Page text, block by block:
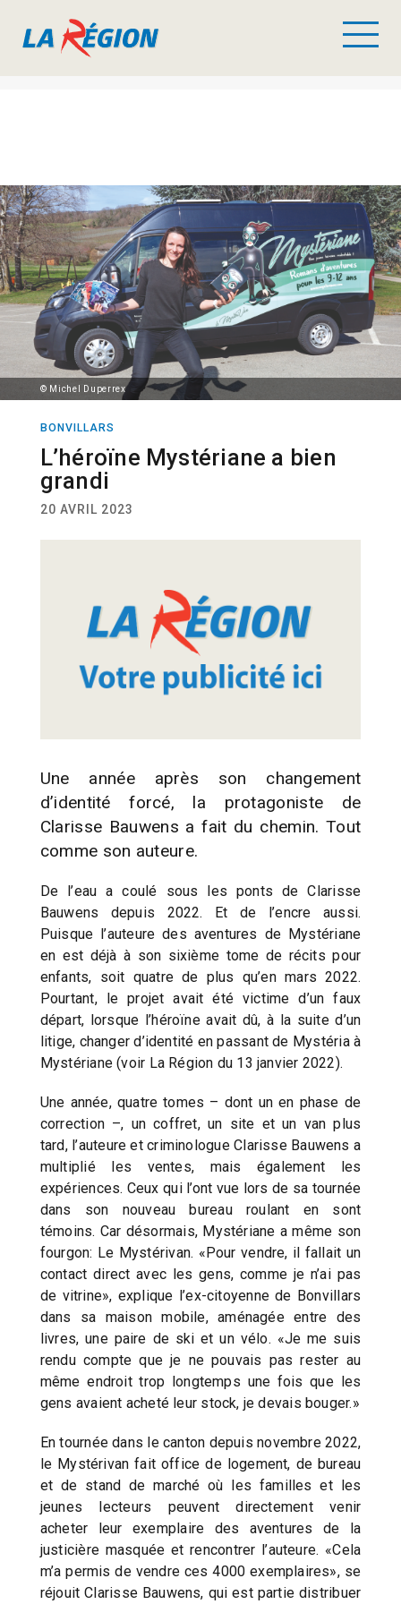
© Michel Duperrex
BONVILLARS
L’héroïne Mystériane a bien
grandi
20 AVRIL 2023
Une année après son changement
d’identité forcé, la protagoniste de
Clarisse Bauwens a fait du chemin. Tout
comme son auteure.
De l’eau a coulé sous les ponts de Clarisse
Bauwens depuis 2022. Et de l’encre aussi.
Puisque l’auteure des aventures de Mystériane
en est déjà à son sixième tome de récits pour
enfants, soit quatre de plus qu’en mars 2022.
Pourtant, le projet avait été victime d’un faux
départ, lorsque l’héroïne avait dû, à la suite d’un
litige, changer d’identité en passant de Mystéria à
Mystériane (voir La Région du 13 janvier 2022).
Une année, quatre tomes – dont un en phase de
correction –, un coffret, un site et un van plus
tard, l’auteure et criminologue Clarisse Bauwens a
multiplié les ventes, mais également les
expériences. Ceux qui l’ont vue lors de sa tournée
dans son nouveau bureau roulant en sont
témoins. Car désormais, Mystériane a même son
fourgon: Le Mystérivan. «Pour vendre, il fallait un
contact direct avec les gens, comme je n’ai pas
de vitrine», explique l’ex-citoyenne de Bonvillars
dans sa maison mobile, aménagée entre des
livres, une paire de ski et un vélo. «Je me suis
rendu compte que je ne pouvais pas rester au
même endroit trop longtemps une fois que les
gens avaient acheté leur stock, je devais bouger.»
En tournée dans le canton depuis novembre 2022,
le Mystérivan fait office de logement, de bureau
et de stand de marché où les familles et les
jeunes lecteurs peuvent directement venir
acheter leur exemplaire des aventures de la
justicière masquée et rencontrer l’auteure. «Cela
m’a permis de vendre ces 4000 exemplaires», se
réjouit Clarisse Bauwens, qui est partie distribuer